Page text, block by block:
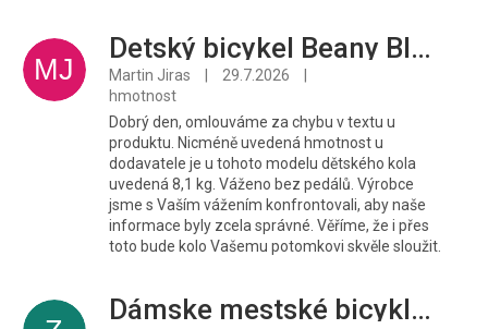
MJ
Detský bicykel Beany Blaster XC 20" modrý
Martin Jiras 29.7.2026
hmotnost
Dobrý den, omlouváme za chybu v textu u
produktu. Nicméně uvedená hmotnost u
dodavatele je u tohoto modelu dětského kola
uvedená 8,1 kg. Váženo bez pedálů. Výrobce
jsme s Vaším vážením konfrontovali, aby naše
informace byly zcela správné. Věříme, že i přes
toto bude kolo Vašemu potomkovi skvěle sloužit.
Dámske mestské bicykle Grecos Boston, matná čierna, 45 cm